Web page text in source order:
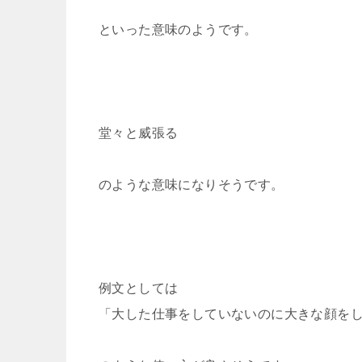
といった意味のようです。
堂々と威張る
のような意味になりそうです。
例文としては
「大した仕事をしていないのに大きな顔を